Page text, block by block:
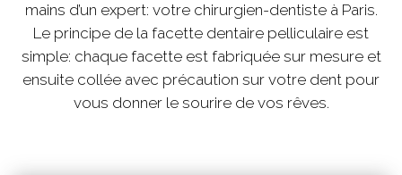
mains d’un expert: votre chirurgien-dentiste à Paris.
Le principe de la facette dentaire pelliculaire est
simple: chaque facette est fabriquée sur mesure et
ensuite collée avec précaution sur votre dent pour
vous donner le sourire de vos rêves.